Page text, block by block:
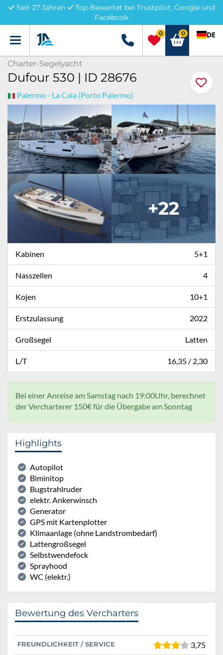
Seit 27 Jahren
Top-Bewertet bei Trustpilot, Google und
Facebook
Menü +49 5741 3222690
0 0 DE
Charter-Segelyacht
Dufour 530 | ID 28676
Palermo - La Cala (Porto Palermo)
+22
Kabinen 5+1
Nasszellen 4
Kojen 10+1
Erstzulassung 2022
Großsegel Latten
L/T 16,35 / 2,30
Bei einer Anreise am Samstag nach 19:00Uhr, berechnet
der Vercharterer 150€ für die Übergabe am Sonntag
Highlights
Autopilot
Biminitop
Bugstrahlruder
elektr. Ankerwinsch
Generator
GPS mit Kartenplotter
Klimaanlage (ohne Landstrombedarf)
Lattengroßsegel
Selbstwendefock
Sprayhood
WC (elektr.)
Bewertung des Vercharters
FREUNDLICHKEIT / SERVICE 3,75